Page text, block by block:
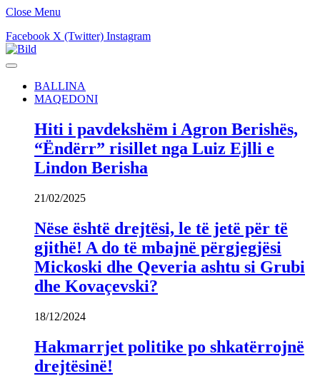
Close Menu
Facebook X (Twitter) Instagram
BALLINA
MAQEDONI
Hiti i pavdekshëm i Agron Berishës,
“Ëndërr” risillet nga Luiz Ejlli e
Lindon Berisha
21/02/2025
Nëse është drejtësi, le të jetë për të
gjithë! A do të mbajnë përgjegjësi
Mickoski dhe Qeveria ashtu si Grubi
dhe Kovaçevski?
18/12/2024
Hakmarrjet politike po shkatërrojnë
drejtësinë!